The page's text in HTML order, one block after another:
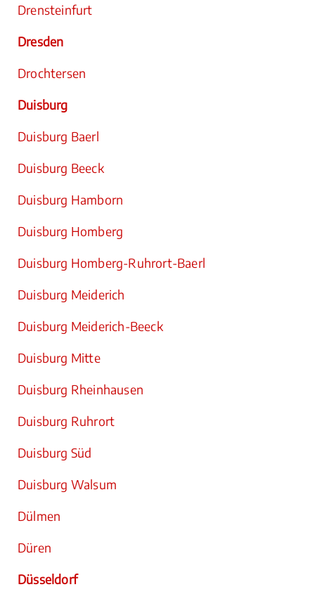
Drensteinfurt
Dresden
Drochtersen
Duisburg
Duisburg Baerl
Duisburg Beeck
Duisburg Hamborn
Duisburg Homberg
Duisburg Homberg-Ruhrort-Baerl
Duisburg Meiderich
Duisburg Meiderich-Beeck
Duisburg Mitte
Duisburg Rheinhausen
Duisburg Ruhrort
Duisburg Süd
Duisburg Walsum
Dülmen
Düren
Düsseldorf